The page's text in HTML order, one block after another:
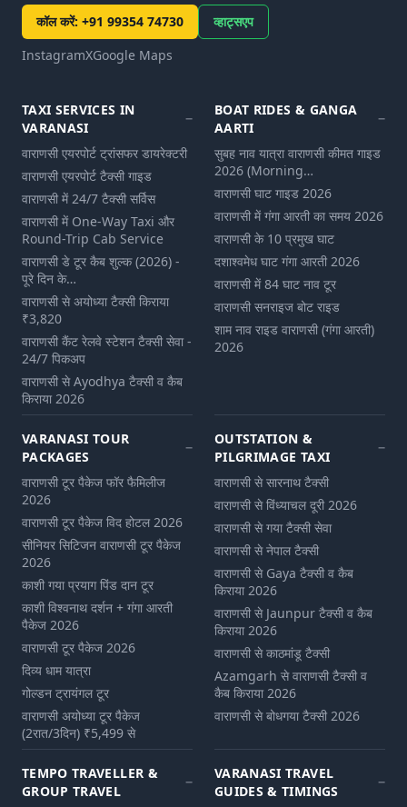
कॉल करें: +91 99354 74730
व्हाट्सएप
InstagramXGoogle Maps
TAXI SERVICES IN
VARANASI
वाराणसी एयरपोर्ट ट्रांसफर डायरेक्टरी
वाराणसी एयरपोर्ट टैक्सी गाइड
वाराणसी में 24/7 टैक्सी सर्विस
वाराणसी में One-Way Taxi और
Round-Trip Cab Service
वाराणसी डे टूर कैब शुल्‍क (2026) -
पूरे दिन के…
वाराणसी से अयोध्या टैक्सी किराया
₹3,820
वाराणसी कैंट रेलवे स्टेशन टैक्सी सेवा -
24/7 पिकअप
वाराणसी से Ayodhya टैक्सी व कैब
किराया 2026
BOAT RIDES & GANGA
AARTI
सुबह नाव यात्रा वाराणसी कीमत गाइड
2026 (Morning…
वाराणसी घाट गाइड 2026
वाराणसी में गंगा आरती का समय 2026
वाराणसी के 10 प्रमुख घाट
दशाश्वमेध घाट गंगा आरती 2026
वाराणसी में 84 घाट नाव टूर
वाराणसी सनराइज बोट राइड
शाम नाव राइड वाराणसी (गंगा आरती)
2026
VARANASI TOUR
PACKAGES
वाराणसी टूर पैकेज फॉर फैमिलीज
2026
वाराणसी टूर पैकेज विद होटल 2026
सीनियर सिटिजन वाराणसी टूर पैकेज
2026
काशी गया प्रयाग पिंड दान टूर
काशी विश्वनाथ दर्शन + गंगा आरती
पैकेज 2026
वाराणसी टूर पैकेज 2026
दिव्य धाम यात्रा
गोल्डन ट्रायंगल टूर
वाराणसी अयोध्या टूर पैकेज
(2रात/3दिन) ₹5,499 से
OUTSTATION &
PILGRIMAGE TAXI
वाराणसी से सारनाथ टैक्सी
वाराणसी से विंध्याचल दूरी 2026
वाराणसी से गया टैक्सी सेवा
वाराणसी से नेपाल टैक्सी
वाराणसी से Gaya टैक्सी व कैब
किराया 2026
वाराणसी से Jaunpur टैक्सी व कैब
किराया 2026
वाराणसी से काठमांडू टैक्सी
Azamgarh से वाराणसी टैक्सी व
कैब किराया 2026
वाराणसी से बोधगया टैक्सी 2026
TEMPO TRAVELLER &
GROUP TRAVEL
VARANASI TRAVEL
GUIDES & TIMINGS